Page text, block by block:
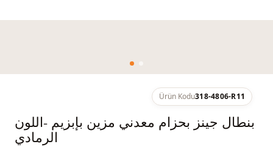
Ürün Kodu318-4806-R11
بنطال جينز بحزام معدني مزين بإبزيم -اللون
الرمادي